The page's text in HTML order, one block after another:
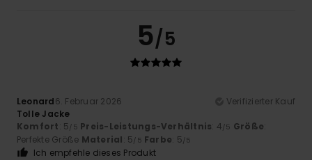
5/5
Leonard6. Februar 2026
Verifizierter Kauf
Tolle Jacke
Komfort: 5/5 Preis-Leistungs-Verhältnis: 4/5 Größe:
Perfekte Größe Material: 5/5 Farbe: 5/5
Ich empfehle dieses Produkt